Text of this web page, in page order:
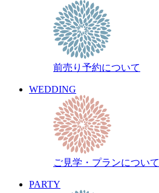
前売り予約について
WEDDING
ご見学・プランについて
PARTY